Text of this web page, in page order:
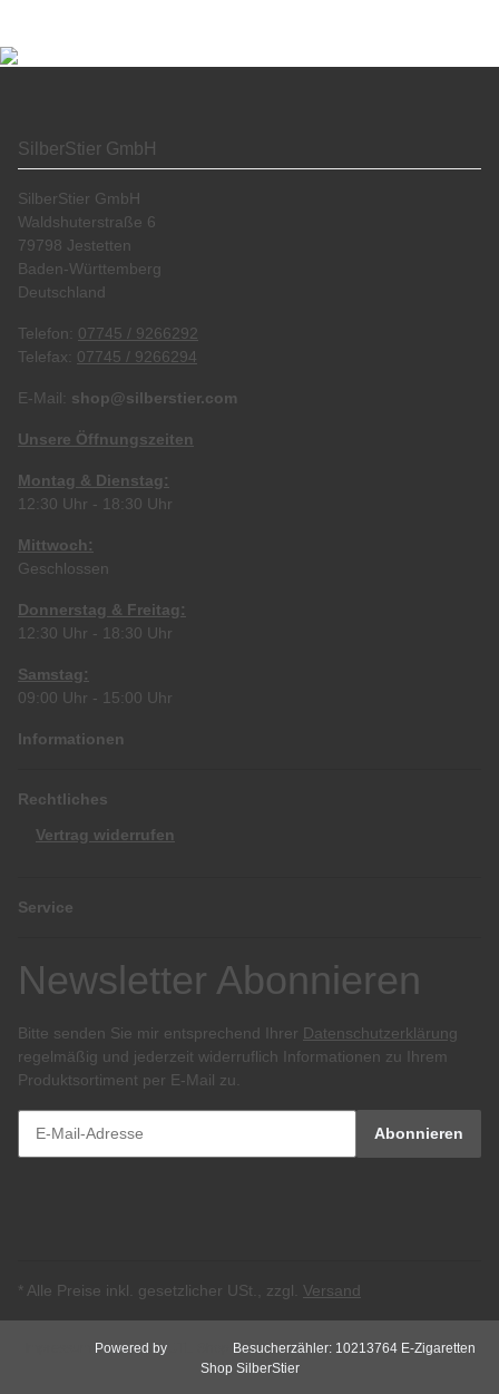
SilberStier GmbH
SilberStier GmbH
Waldshuterstraße 6
79798 Jestetten
Baden-Württemberg
Deutschland
Telefon: 07745 / 9266292
Telefax: 07745 / 9266294
E-Mail: shop@silberstier.com
Unsere Öffnungszeiten
Montag & Dienstag:
12:30 Uhr - 18:30 Uhr
Mittwoch:
Geschlossen
Donnerstag & Freitag:
12:30 Uhr - 18:30 Uhr
Samstag:
09:00 Uhr - 15:00 Uhr
Informationen
Rechtliches
Vertrag widerrufen
Service
Newsletter Abonnieren
Bitte senden Sie mir entsprechend Ihrer Datenschutzerklärung
regelmäßig und jederzeit widerruflich Informationen zu Ihrem
Produktsortiment per E-Mail zu.
Abonnieren
* Alle Preise inkl. gesetzlicher USt., zzgl. Versand
Powered by Besucherzähler: 10213764 E-Zigaretten
Shop SilberStier